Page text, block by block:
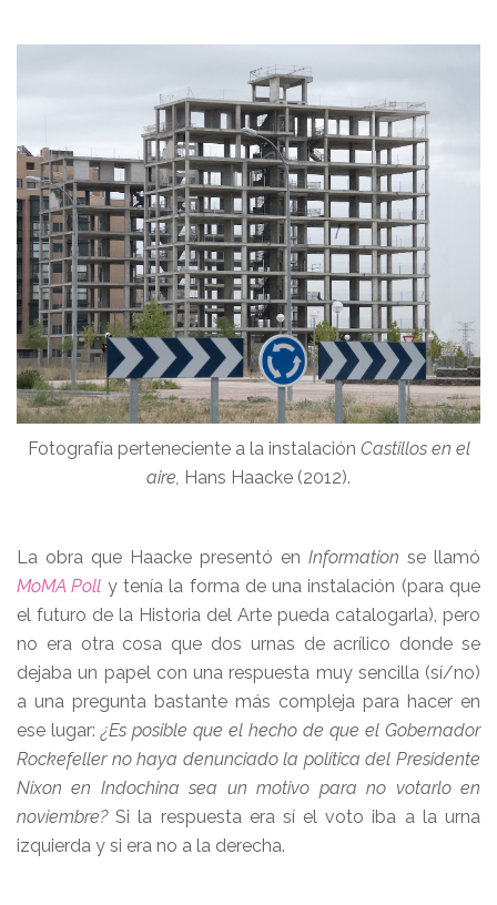
Fotografía perteneciente a la instalación Castillos en el
aire, Hans Haacke (2012).
La obra que Haacke presentó en Information se llamó
MoMA Poll y tenía la forma de una instalación (para que
el futuro de la Historia del Arte pueda catalogarla), pero
no era otra cosa que dos urnas de acrílico donde se
dejaba un papel con una respuesta muy sencilla (sí/no)
a una pregunta bastante más compleja para hacer en
ese lugar:¿Es posible que el hecho de que el Gobernador
Rockefeller no haya denunciado la política del Presidente
Nixon en Indochina sea un motivo para no votarlo en
noviembre?Si la respuesta era sí el voto iba a la urna
izquierda y si era no a la derecha.